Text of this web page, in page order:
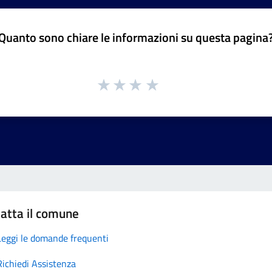
sono chiare le informazioni su questa
il comune
le domande frequenti
Assistenza